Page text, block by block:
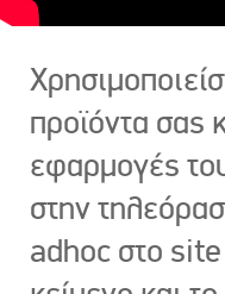
προϊόντα σας
εφαρμογές
στην
adhoc στο